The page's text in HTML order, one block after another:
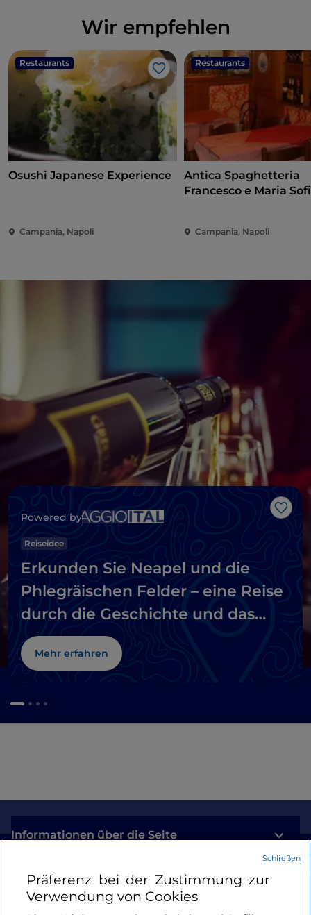
Wir empfehlen
Restaurants
Like
Osushi Japanese Experience
Campania, Napoli
Restaurants
Antica Spaghetteria
Francesco e Maria
Campania, Napoli
Like
Powered by
Reiseidee
Erkunden Sie Neapel und die
Phlegräischen Felder – eine Reise
durch die Geschichte und das
Meer
Mehr erfahren
Informationen über die Seite
Nützliche Links
Präferenz bei der Zustimmung zur
Verwendung von Cookies
Schließen